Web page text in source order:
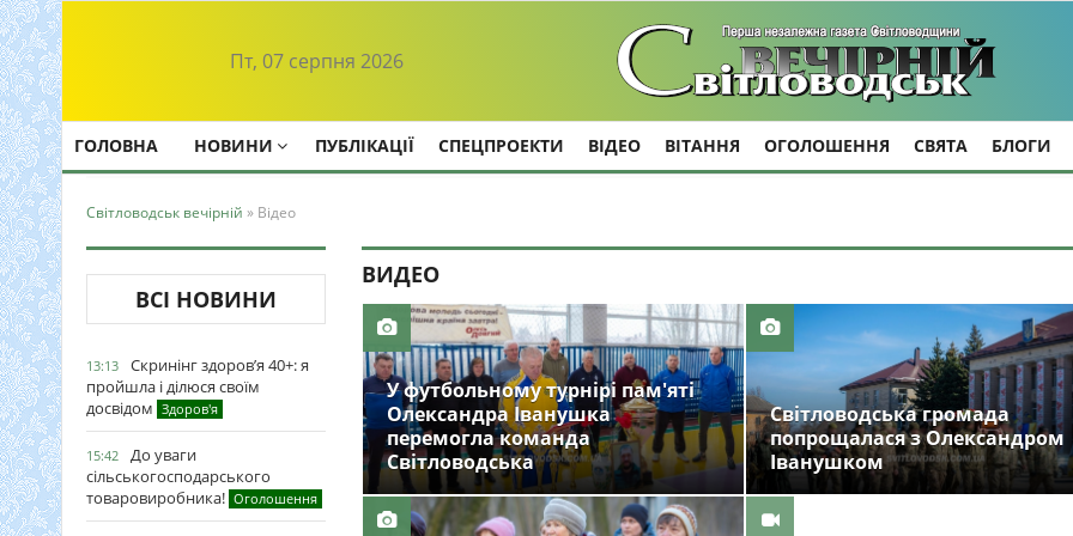
Пт, 07 серпня 2026
ГОЛОВНА НОВИНИ ПУБЛІКАЦІЇ СПЕЦПРОЕКТИ ВІДЕО ВІТАННЯ ОГОЛОШЕННЯ СВЯТА БЛОГИ
Світловодськ вечірній » Відео
ВСІ НОВИНИ
13:13
Скринінг здоров’я 40+: я
пройшла і ділюся своїм
досвідом Здоров'я
15:42
До уваги
сільськогосподарського
товаровиробника! Оголошення
ВИДЕО
У футбольному турнірі пам'яті
Олександра Іванушка
перемогла команда
Світловодська
Світловодська громада
попрощалася з Олександром
Іванушком